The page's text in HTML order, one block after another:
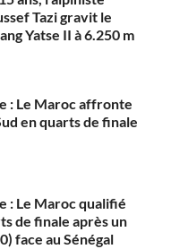
Tazi gravit le
Yatse II à 6.250 m
: Le Maroc affronte
en quarts de finale
: Le Maroc qualifié
de finale après un
face au Sénégal